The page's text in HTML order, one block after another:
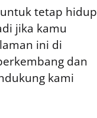
tetap hidup
jika kamu
ini di
dan
kami